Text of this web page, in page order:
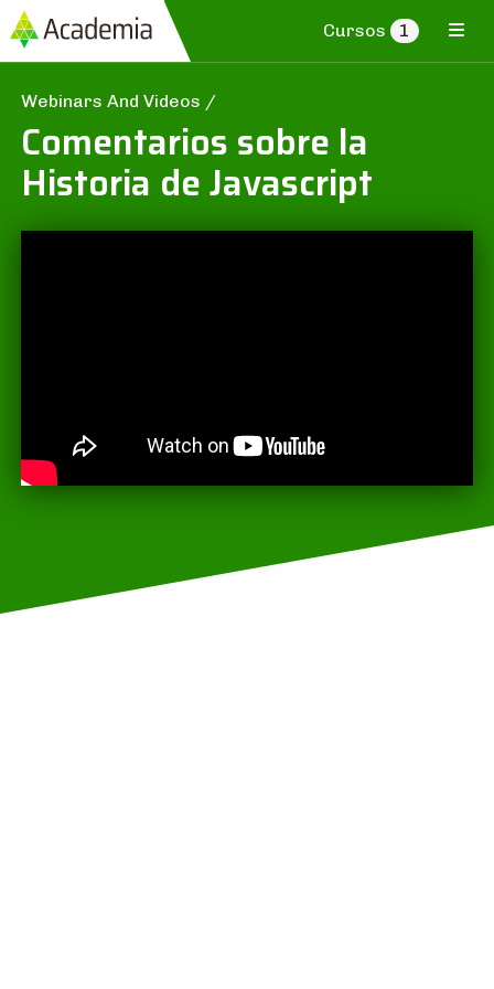
Cursos 1
Webinars And Videos /
Comentarios sobre la
Historia de Javascript